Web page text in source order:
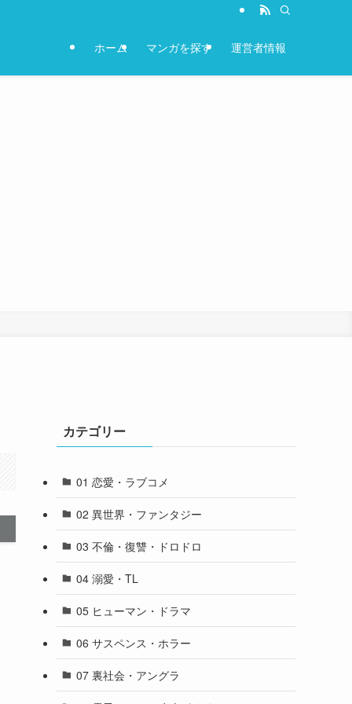
ホーム マンガを探す 運営者情報
カテゴリー
01 恋愛・ラブコメ
02 異世界・ファンタジー
03 不倫・復讐・ドロドロ
04 溺愛・TL
05 ヒューマン・ドラマ
06 サスペンス・ホラー
07 裏社会・アングラ